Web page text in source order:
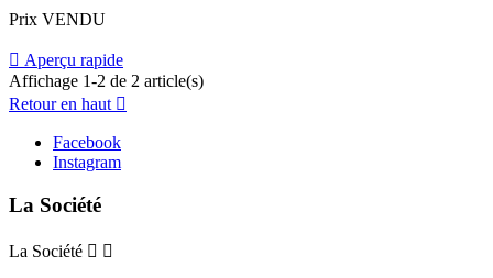
Prix VENDU
 Aperçu rapide
Affichage 1-2 de 2 article(s)
Retour en haut 
Facebook
Instagram
La Société
La Société  